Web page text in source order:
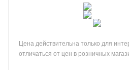
Цена действительна только для
отличаться от цен в розничных